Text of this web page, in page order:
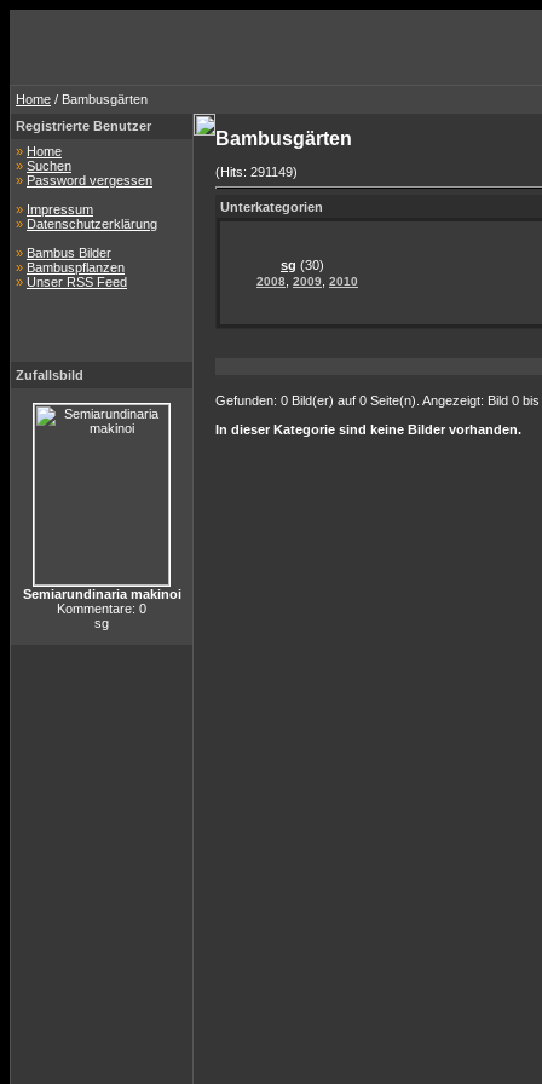
Home / Bambusgärten
Registrierte Benutzer
» Home
» Suchen
» Password vergessen
» Impressum
» Datenschutzerklärung
» Bambus Bilder
» Bambuspflanzen
» Unser RSS Feed
Zufallsbild
Semiarundinaria makinoi
Kommentare: 0
sg
Bambusgärten
(Hits: 291149)
Unterkategorien
sg (30)
2008 2009 2010
Gefunden: 0 Bild(er) auf 0 Seite(n). Angezeigt: Bild 0 bis
In dieser Kategorie sind keine Bilder vorhanden.